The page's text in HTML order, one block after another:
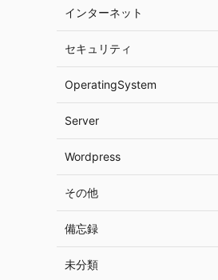
インターネット
セキュリティ
OperatingSystem
Server
Wordpress
その他
備忘録
未分類